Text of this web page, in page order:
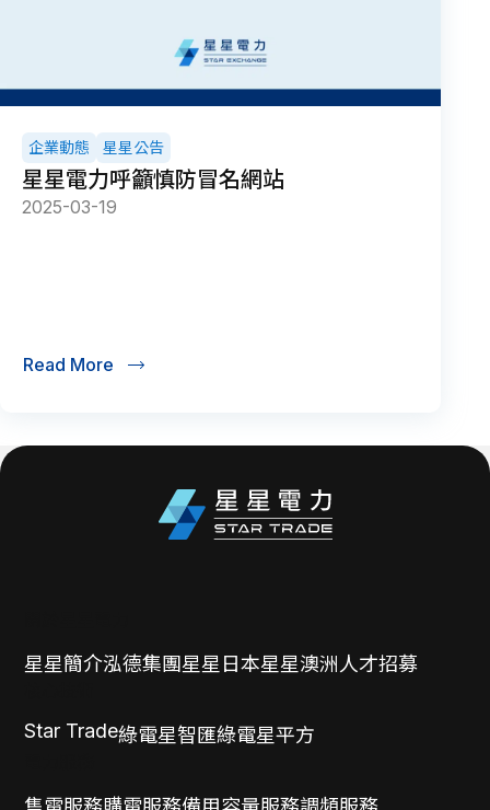
星星公告
企業動態
星星電力呼籲慎防冒名網站
2025-03-19
Read More
星星簡介泓德集團星星日本星星澳洲 人才招募
Star Trade綠電星智匯綠電星平方